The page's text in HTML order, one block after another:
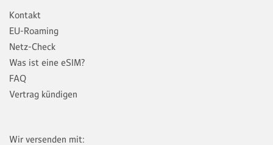
Kontakt
EU-Roaming
Netz-Check
Was ist eine eSIM?
FAQ
Vertrag kündigen
Wir versenden mit: